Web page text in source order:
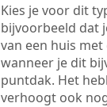
Kies je voor dit
bijvoorbeeld dat
van een huis
wanneer je dit
puntdak. Het
verhoogt ook